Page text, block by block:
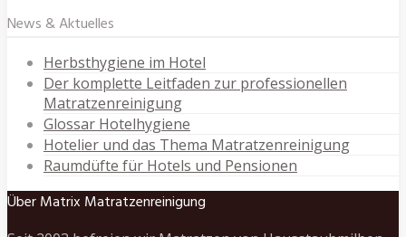
News & Aktuelles
Herbsthygiene im Hotel
Der komplette Leitfaden zur professionellen
Matratzenreinigung
Glossar Hotelhygiene
Hotelier und das Thema Matratzenreinigung
Raumdüfte für Hotels und Pensionen
Über Matrix Matratzenreinigung